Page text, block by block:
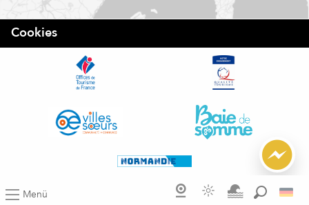
Menü
Cookies